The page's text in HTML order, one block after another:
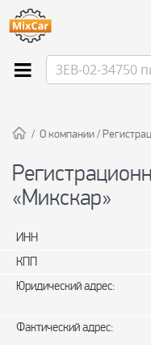
/ О компании/
«Микскар»
ИНН
КПП
Юридический адрес:
Фактический адрес: